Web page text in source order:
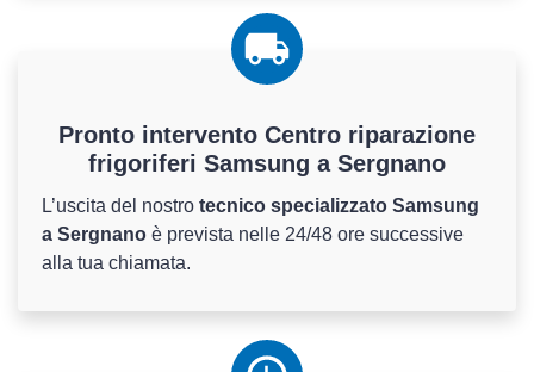
Pronto intervento Centro riparazione
frigoriferi Samsung a Sergnano
L’uscita del nostro tecnico specializzato Samsung
a Sergnano è prevista nelle 24/48 ore successive
alla tua chiamata.